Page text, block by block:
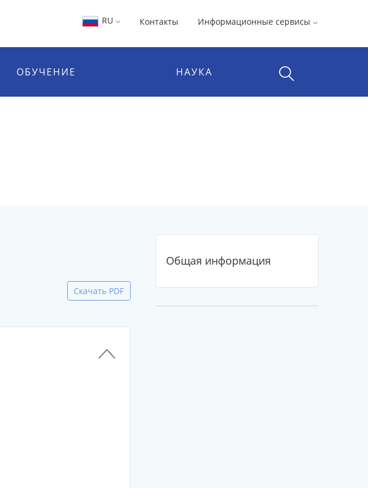
RU Контакты Информационные сервисы
ОБУЧЕНИЕ НАУКА
Скачать PDF
Общая информация